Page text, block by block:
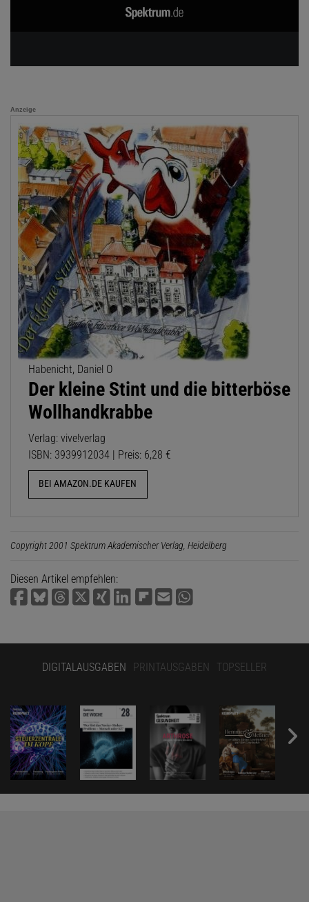
Anzeige
Habenicht, Daniel O
Der kleine Stint und die bitterböse
Wollhandkrabbe
Verlag: vive!verlag
ISBN: 3939912034 | Preis: 6,28 €
BEI AMAZON.DE KAUFEN
Copyright 2001 Spektrum Akademischer Verlag, Heidelberg
Diesen Artikel empfehlen:
DIGITALAUSGABEN PRINTAUSGABEN TOPSELLER